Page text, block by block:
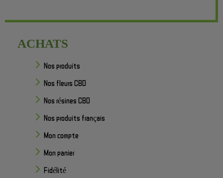
ACHATS
Nos produits
Nos fleurs CBD
Nos résines CBD
Nos produits français
Mon compte
Mon panier
Fidélité